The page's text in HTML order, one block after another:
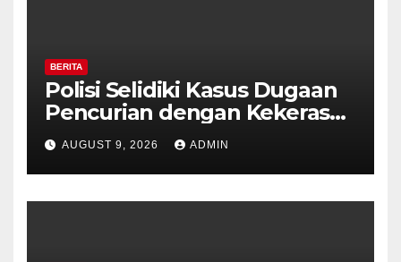
BERITA
Polisi Selidiki Kasus Dugaan
Pencurian dengan Kekerasan
di Counter HP Royal Phone
Ambarawa.
AUGUST 9, 2026 ADMIN